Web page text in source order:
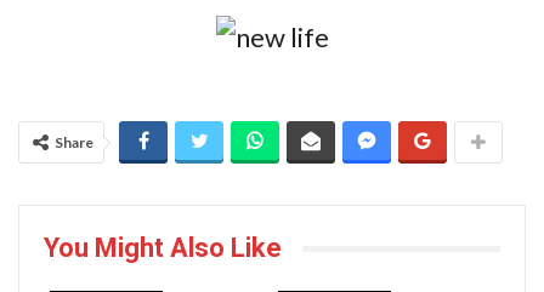
Share
You Might Also Like